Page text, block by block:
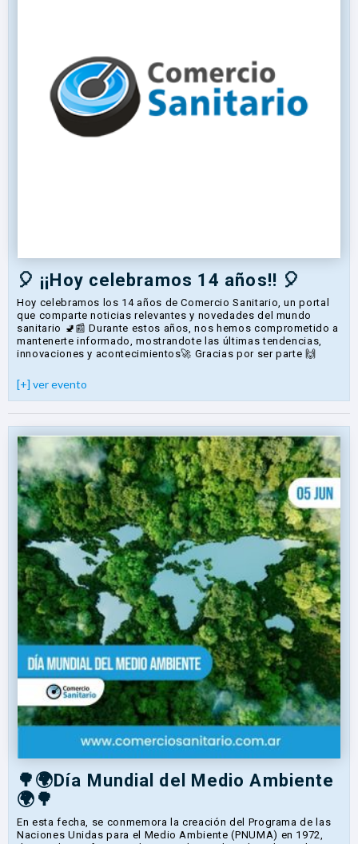
🎈 ¡¡Hoy celebramos 14 años!! 🎈
Hoy celebramos los 14 años de Comercio Sanitario, un portal
que comparte noticias relevantes y novedades del mundo
sanitario 🚽📰 Durante estos años, nos hemos comprometido a
mantenerte informado, mostrandote las últimas tendencias,
innovaciones y acontecimientos🚀 Gracias por ser parte 🙌
[+] ver evento
🌳🌍Día Mundial del Medio Ambiente
🌍🌳
En esta fecha, se conmemora la creación del Programa de las
Naciones Unidas para el Medio Ambiente (PNUMA) en 1972,